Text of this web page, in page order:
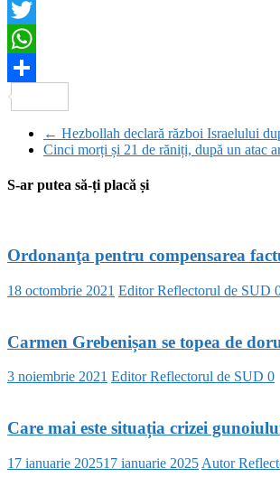
Facebook
Twitter
WhatsApp
← Hezbollah declară război Israelului
Cinci morți și 21 de răniți, după un atac
S-ar putea să-ți placă și
Ordonanţa pentru compensarea
18 octombrie 2021 Editor Reflectorul de SUD
Carmen Grebenișan se topea de
3 noiembrie 2021 Editor Reflectorul de SUD 0
Care mai este situația crizei
17 ianuarie 202517 ianuarie 2025 Autor